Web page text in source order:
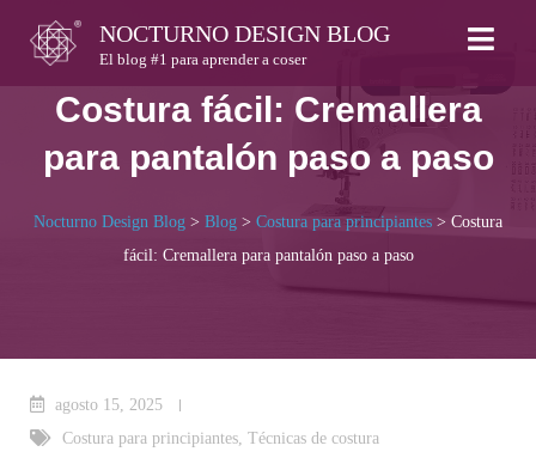
content
NOCTURNO DESIGN BLOG
El blog #1 para aprender a coser
Costura fácil: Cremallera
para pantalón paso a paso
Nocturno Design Blog > Blog > Costura para principiantes > Costura
fácil: Cremallera para pantalón paso a paso
agosto 15, 2025
Costura para principiantes, Técnicas de costura